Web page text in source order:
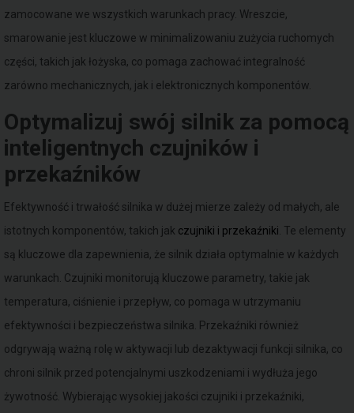
zamocowane we wszystkich warunkach pracy. Wreszcie,
smarowanie jest kluczowe w minimalizowaniu zużycia ruchomych
części, takich jak łożyska, co pomaga zachować integralność
zarówno mechanicznych, jak i elektronicznych komponentów.
Optymalizuj swój silnik za pomocą
inteligentnych czujników i
przekaźników
Efektywność i trwałość silnika w dużej mierze zależy od małych, ale
istotnych komponentów, takich jak czujniki i przekaźniki . Te elementy
są kluczowe dla zapewnienia, że silnik działa optymalnie w każdych
warunkach. Czujniki monitorują kluczowe parametry, takie jak
temperatura, ciśnienie i przepływ, co pomaga w utrzymaniu
efektywności i bezpieczeństwa silnika. Przekaźniki również
odgrywają ważną rolę w aktywacji lub dezaktywacji funkcji silnika, co
chroni silnik przed potencjalnymi uszkodzeniami i wydłuża jego
żywotność. Wybierając wysokiej jakości czujniki i przekaźniki,